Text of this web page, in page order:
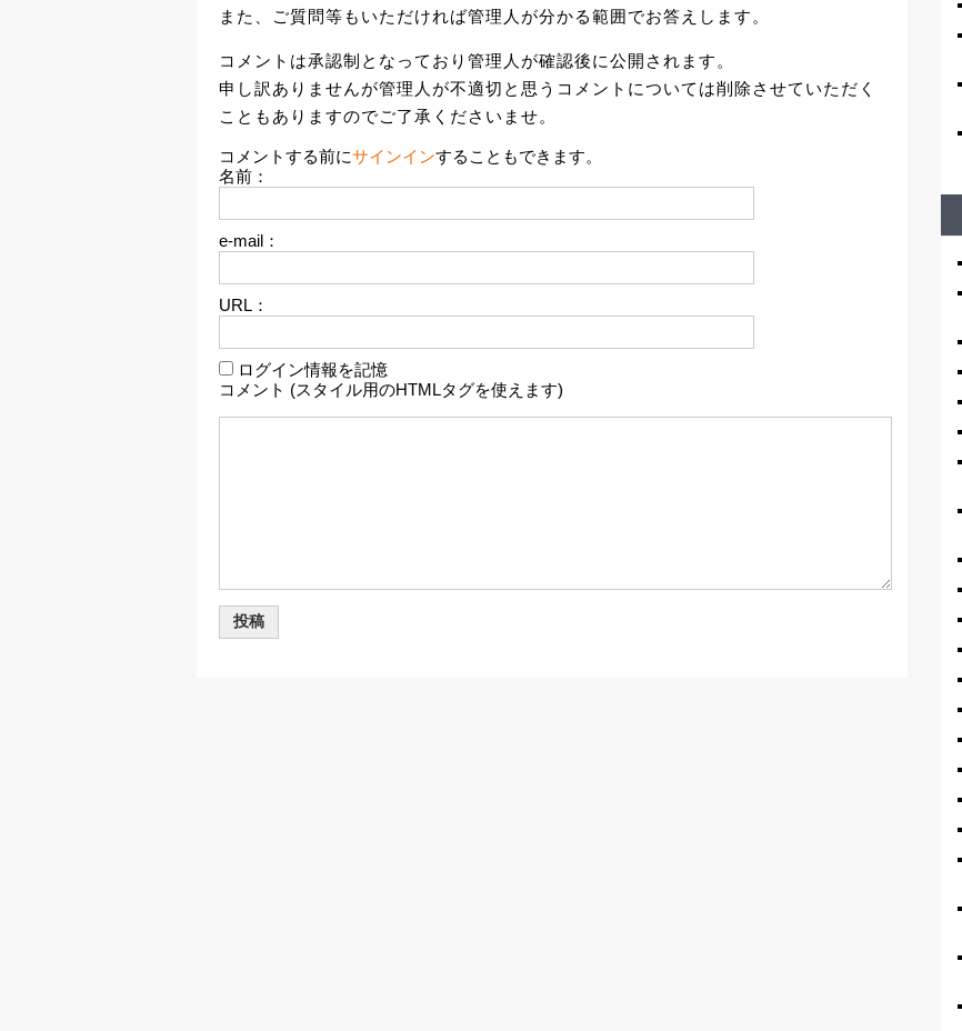
また、ご質問等もいただければ管理人が分かる範囲でお答えします。
コメントは承認制となっており管理人が確認後に公開されます。
申し訳ありませんが管理人が不適切と思うコメントについては削除させていただく
こともありますのでご了承くださいませ。
コメントする前にサインインすることもできます。
名前：
e-mail：
URL：
ログイン情報を記憶
コメント (スタイル用のHTMLタグを使えます)